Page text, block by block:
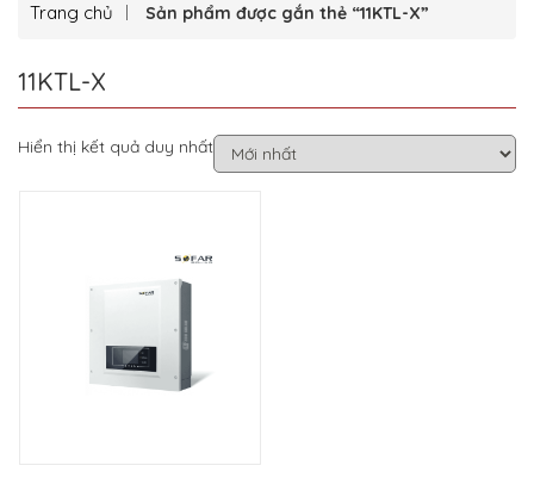
Trang chủ Sản phẩm được gắn thẻ “11KTL-X”
11KTL-X
Hiển thị kết quả duy nhất